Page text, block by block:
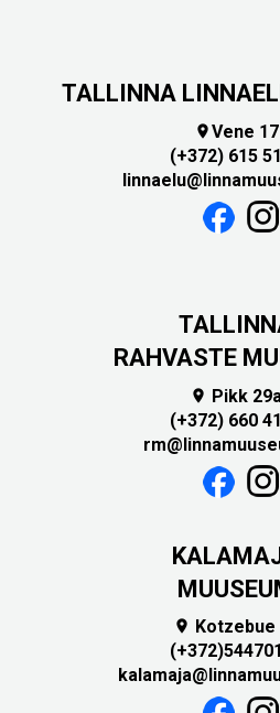
TALLINNA
Vene 17
(+372) 615
RAHVASTE
 Pikk 29a
(+372) 660

Kotzebue